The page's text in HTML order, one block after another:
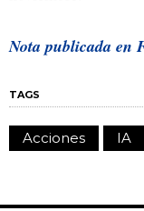
Nota publicada en
TAGS
Acciones IA